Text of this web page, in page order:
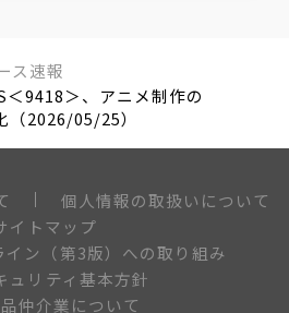
ス速報
9418＞、アニメ制作の
2026/05/25）
個人情報の取扱いについて
イトマップ
ン（第3版）への取り組み
ュリティ基本方針
仲介業について